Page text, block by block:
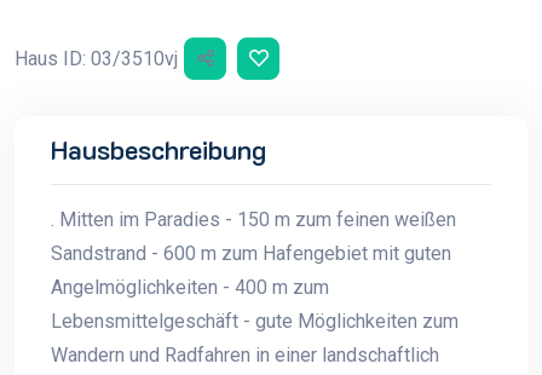
Haus ID: 03/3510vj
Hausbeschreibung
. Mitten im Paradies - 150 m zum feinen weißen
Sandstrand - 600 m zum Hafengebiet mit guten
Angelmöglichkeiten - 400 m zum
Lebensmittelgeschäft - gute Möglichkeiten zum
Wandern und Radfahren in einer landschaftlich